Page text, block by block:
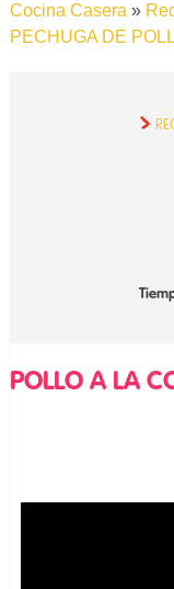
Cocina Casera»
PECHUGA DE
POLLO A LA